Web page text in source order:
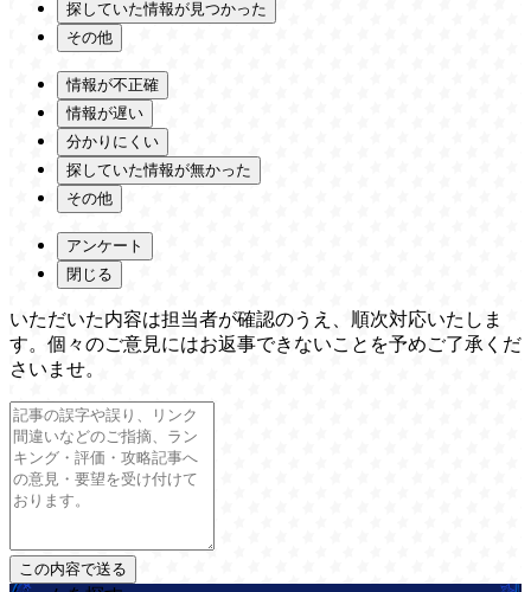
探していた情報が見つかった
その他
情報が不正確
情報が遅い
分かりにくい
探していた情報が無かった
その他
アンケート
閉じる
いただいた内容は担当者が確認のうえ、順次対応いたしま
す。個々のご意見にはお返事できないことを予めご了承くだ
さいませ。